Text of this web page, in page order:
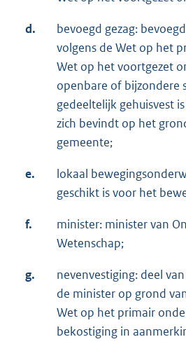
d.
bevoegd gezag:
volgens de Wet op het
Wet op het voortgezet
openbare of bijzondere
gedeeltelijk gehuisvest
zich bevindt op het
gemeente;
e.
lokaal
geschikt is voor het
f.
minister: minister van
Wetenschap;
g.
nevenvestiging: deel
de minister op grond
Wet op het primair
bekostiging in